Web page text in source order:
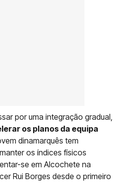
por uma integração gradual,
os planos da equipa
dinamarquês tem
os índices físicos
se em Alcochete na
Rui Borges desde o primeiro